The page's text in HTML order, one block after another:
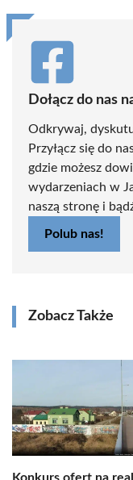
Dołącz do nas
Odkrywaj,
Przyłącz się do
gdzie możesz
wydarzeniach w
naszą stronę i
Polub nas!
Zobacz Także